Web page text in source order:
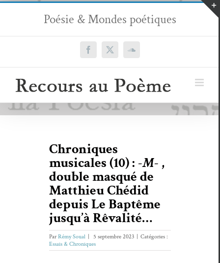
Passer
contenu
Poésie & Mondes poétiques
Facebook
X SoundCloud
Chroniques
musicales (10) : -M- ,
double masqué de
Matthieu Chédid
depuis Le Baptême
jusqu’à Rêvalité…
ParRémy Soual 5 septembre 2023
Catégories :
Essais & Chroniques